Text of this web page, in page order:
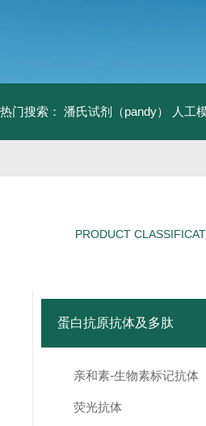
热门搜索： 潘氏试剂（pandy） 人工
PRODUCT
蛋白抗原抗体及多肽
亲和素-生物素标记抗体
荧光抗体